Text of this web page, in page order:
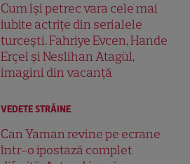
Cum își petrec vara cele mai
iubite actrițe din serialele
turcești. Fahriye Evcen, Hande
Erçel și Neslihan Atagül,
imagini din vacanță
VEDETE STRĂINE
Can Yaman revine pe ecrane
într-o ipostază complet